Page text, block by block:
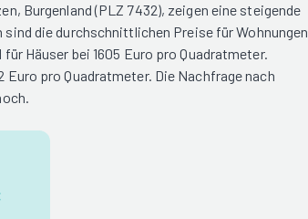
Burgenland (PLZ 7432), zeigen eine steigende
sind die durchschnittlichen Preise für Wohnungen
Häuser bei 1605 Euro pro Quadratmeter.
pro Quadratmeter. Die Nachfrage nach